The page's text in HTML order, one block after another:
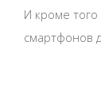
И кроме
смартфонов